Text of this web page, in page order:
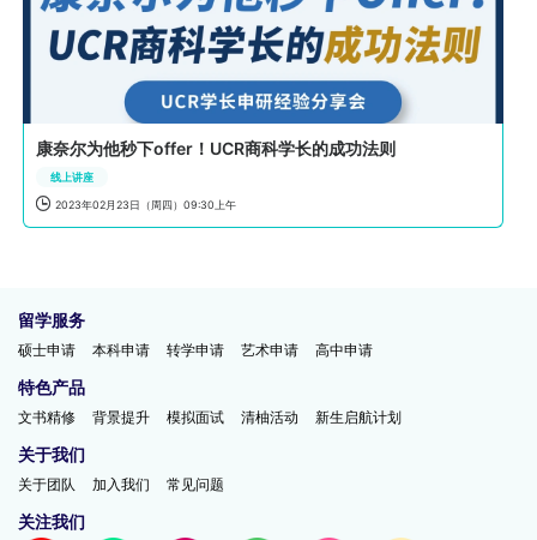
康奈尔为他秒下offer！UCR商科学长的成功法则
线上讲座
 2023年02月23日（周四）09:30上午
留学服务
硕士申请 本科申请 转学申请 艺术申请 高中申请
特色产品
文书精修 背景提升 模拟面试 清柚活动 新生启航计划
关于我们
关于团队 加入我们 常见问题
关注我们